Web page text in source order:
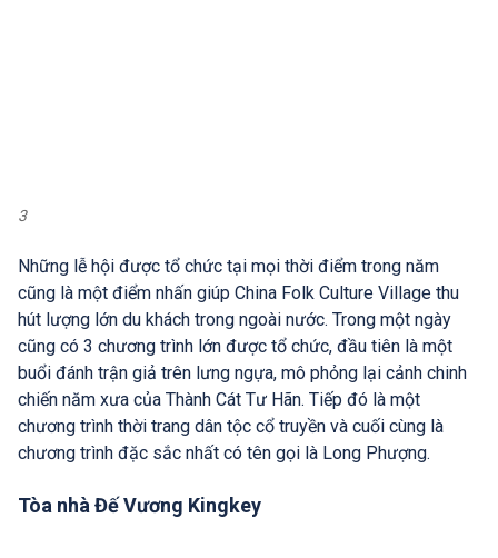
3
Những lễ hội được tổ chức tại mọi thời điểm trong năm
cũng là một điểm nhấn giúp China Folk Culture Village thu
hút lượng lớn du khách trong ngoài nước. Trong một ngày
cũng có 3 chương trình lớn được tổ chức, đầu tiên là một
buổi đánh trận giả trên lưng ngựa, mô phỏng lại cảnh chinh
chiến năm xưa của Thành Cát Tư Hãn. Tiếp đó là một
chương trình thời trang dân tộc cổ truyền và cuối cùng là
chương trình đặc sắc nhất có tên gọi là Long Phượng.
Tòa nhà Đế Vương Kingkey